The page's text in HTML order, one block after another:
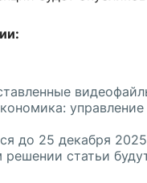
до 25 декабря
статьи